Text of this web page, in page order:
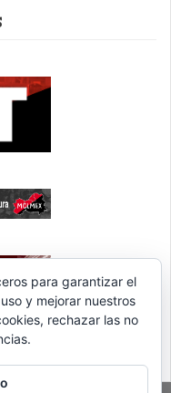
para garantizar el
y mejorar nuestros
rechazar las no